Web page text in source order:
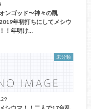
オンゴッド〜神々の凱
年初打ちにしてメシウ
！年明け…
未分類